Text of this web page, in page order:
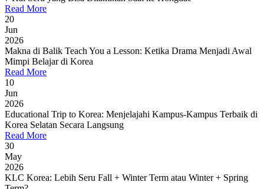
Read More
20
Jun
2026
Makna di Balik Teach You a Lesson: Ketika Drama Menjadi Awal
Mimpi Belajar di Korea
Read More
10
Jun
2026
Educational Trip to Korea: Menjelajahi Kampus-Kampus Terbaik di
Korea Selatan Secara Langsung
Read More
30
May
2026
KLC Korea: Lebih Seru Fall + Winter Term atau Winter + Spring